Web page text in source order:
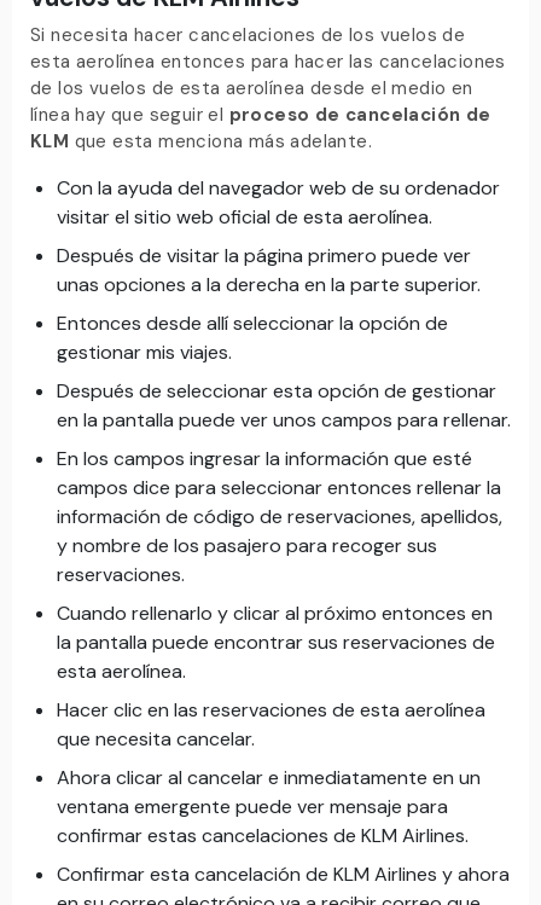
Si necesita hacer cancelaciones de los vuelos de
esta aerolínea entonces para hacer las cancelaciones
de los vuelos de esta aerolínea desde el medio en
línea hay que seguir el proceso de cancelación de
KLM que esta menciona más adelante.
Con la ayuda del navegador web de su ordenador
visitar el sitio web oficial de esta aerolínea.
Después de visitar la página primero puede ver
unas opciones a la derecha en la parte superior.
Entonces desde allí seleccionar la opción de
gestionar mis viajes.
Después de seleccionar esta opción de gestionar
en la pantalla puede ver unos campos para rellenar.
En los campos ingresar la información que esté
campos dice para seleccionar entonces rellenar la
información de código de reservaciones, apellidos,
y nombre de los pasajero para recoger sus
reservaciones.
Cuando rellenarlo y clicar al próximo entonces en
la pantalla puede encontrar sus reservaciones de
esta aerolínea.
Hacer clic en las reservaciones de esta aerolínea
que necesita cancelar.
Ahora clicar al cancelar e inmediatamente en un
ventana emergente puede ver mensaje para
confirmar estas cancelaciones de KLM Airlines.
Confirmar esta cancelación de KLM Airlines y ahora